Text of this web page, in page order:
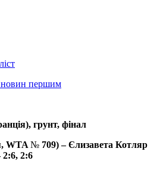
новин першим
грунт, фінал
WTA№ 709) – Єлизавета Котляр
2:6, 2:6